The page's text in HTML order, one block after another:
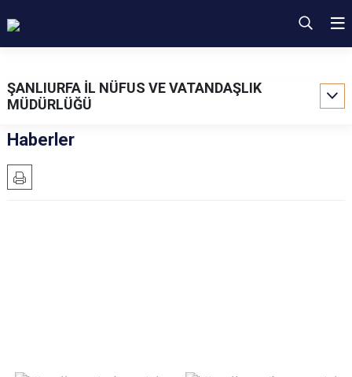
ŞANLIURFA İL NÜFUS VE VATANDAŞLIK
MÜDÜRLÜĞÜ
Haberler